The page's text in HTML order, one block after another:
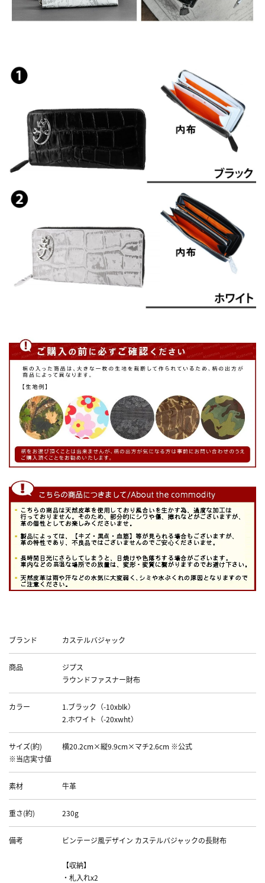
ブランド
カステルバジャック
商品
ジプス
ラウンドファスナー財布
カラー
1.ブラック（-10xblk）
2.ホワイト（-20xwht）
サイズ(約)
※当店実寸値
横20.2cm×縦9.9cm×マチ2.6cm ※公式
素材 牛革
重さ(約) 230g
備考 ビンテージ風デザイン カステルバジャックの長財布
【収納】
・札入れx2